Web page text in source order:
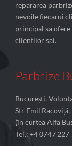
repararea
nevoile fiecarui
principal sa
clientilor sai.
Parbrize
București,
Str Emil
(în curtea Alfa
Tel.: +4 0747 227